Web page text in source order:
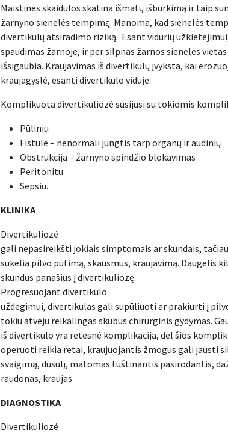
Maistinės skaidulos skatina išmatų išburkimą ir taip
žarnyno sienelės tempimą. Manoma, kad sienelės
divertikulų atsiradimo riziką. Esant vidurių
spaudimas žarnoje, ir per silpnas žarnos sienelės
išsigaubia. Kraujavimas iš divertikulų įvyksta, kai
kraujagyslė, esanti divertikulo viduje.
Komplikuota divertikuliozė susijusi su tokiomis
Pūliniu
Fistule – nenormali jungtis tarp organų ir audinių
Obstrukcija – žarnyno spindžio blokavimas
Peritonitu
Sepsiu.
KLINIKA
Divertikuliozė
gali nepasireikšti jokiais simptomais ar skundais,
sukelia pilvo pūtimą, skausmus, kraujavimą. Daugelis
skundus panašius į divertikuliozę.
Progresuojant divertikulo
uždegimui, divertikulas gali supūliuoti ar prakiurti į
tokiu atveju reikalingas skubus chirurginis gydymas.
iš divertikulo yra retesnė komplikacija, dėl šios
operuoti reikia retai, kraujuojantis žmogus gali jausti
svaigimą, dusulį, matomas tuštinantis pasirodantis,
raudonas, kraujas.
DIAGNOSTIKA
Divertikuliozė